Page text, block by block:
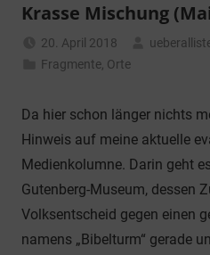
Krasse Mischung
20. April 2018
Fragmente Orte
Da hier schon länger nichts
Hinweis auf meine aktuelle
Medienkolumne. Darin geht
Gutenberg-Museum, dessen
Volksentscheid gegen einen
namens „Bibelturm“ gerade